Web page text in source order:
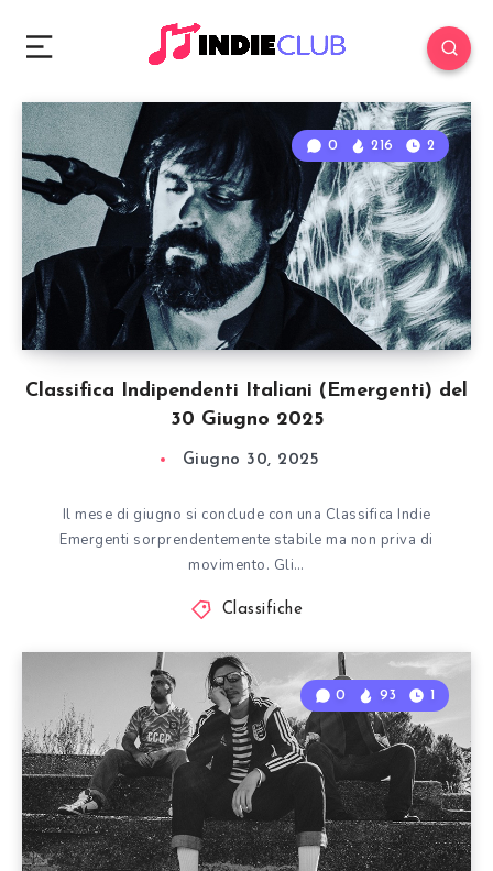
Classifica Indipendenti Italiani (Emergenti) del
30 Giugno 2025
0 216 2
Giugno 30, 2025
Il mese di giugno si conclude con una Classifica Indie
Emergenti sorprendentemente stabile ma non priva di
movimento. Gli…
Classifiche
0 93 1